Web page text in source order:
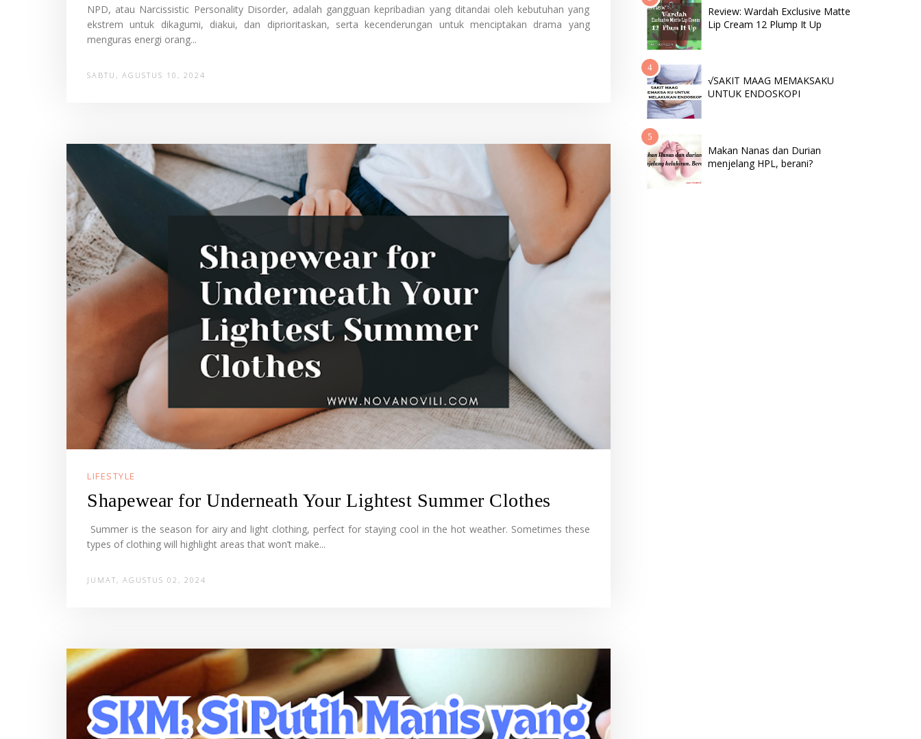
NPD, atau Narcissistic Personality Disorder, adalah gangguan kepribadian yang ditandai oleh kebutuhan yang
ekstrem untuk dikagumi, diakui, dan diprioritaskan, serta kecenderungan untuk menciptakan drama yang
menguras energi orang...
SABTU, AGUSTUS 10, 2024
LIFESTYLE
Shapewear for Underneath Your Lightest Summer Clothes
Summer is the season for airy and light clothing, perfect for staying cool in the hot weather. Sometimes these
types of clothing will highlight areas that won’t make...
JUMAT, AGUSTUS 02, 2024
Review: Wardah Exclusive Matte
Lip Cream 12 Plump It Up
√SAKIT MAAG MEMAKSAKU
UNTUK ENDOSKOPI
Makan Nanas dan Durian
menjelang HPL, berani?